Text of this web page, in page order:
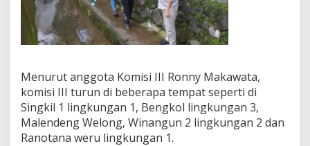
Menurut anggota Komisi III Ronny Makawata,
komisi III turun di beberapa tempat seperti di
Singkil 1 lingkungan 1, Bengkol lingkungan 3,
Malendeng Welong, Winangun 2 lingkungan 2 dan
Ranotana weru lingkungan 1.